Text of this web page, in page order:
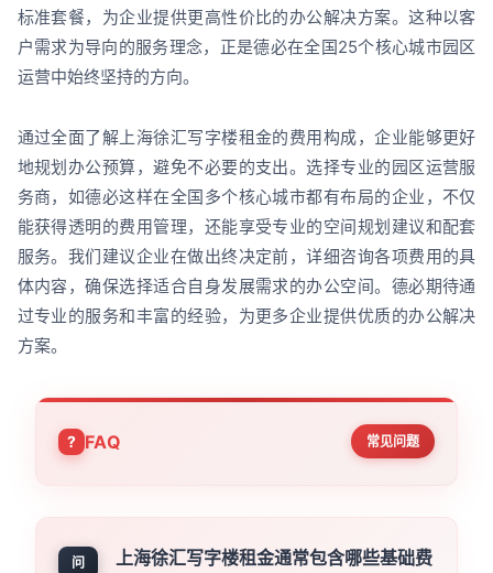
标准套餐，为企业提供更高性价比的办公解决方案。这种以客
户需求为导向的服务理念，正是德必在全国25个核心城市园区
运营中始终坚持的方向。
通过全面了解上海徐汇写字楼租金的费用构成，企业能够更好
地规划办公预算，避免不必要的支出。选择专业的园区运营服
务商，如德必这样在全国多个核心城市都有布局的企业，不仅
能获得透明的费用管理，还能享受专业的空间规划建议和配套
服务。我们建议企业在做出终决定前，详细咨询各项费用的具
体内容，确保选择适合自身发展需求的办公空间。德必期待通
过专业的服务和丰富的经验，为更多企业提供优质的办公解决
方案。
FAQ 常见问题
问
上海徐汇写字楼租金通常包含哪些基础费